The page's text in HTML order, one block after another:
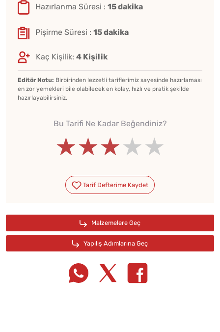
Hazırlanma Süresi : 15 dakika
Pişirme Süresi : 15 dakika
Kaç Kişilik: 4 Kişilik
Editör Notu: Birbirinden lezzetli tariflerimiz sayesinde hazırlaması
en zor yemekleri bile olabilecek en kolay, hızlı ve pratik şekilde
hazırlayabilirsiniz.
Bu Tarifi Ne Kadar Beğendiniz?
★★★★★
★★★★★
★★★★★